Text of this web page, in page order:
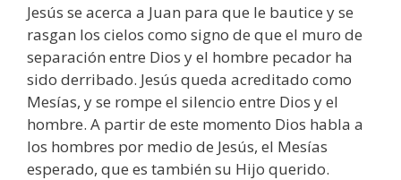
Jesús se acerca a Juan para que le bautice y se
rasgan los cielos como signo de que el muro de
separación entre Dios y el hombre pecador ha
sido derribado. Jesús queda acreditado como
Mesías, y se rompe el silencio entre Dios y el
hombre. A partir de este momento Dios habla a
los hombres por medio de Jesús, el Mesías
esperado, que es también su Hijo querido.